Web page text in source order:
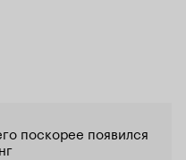
поскорее появился